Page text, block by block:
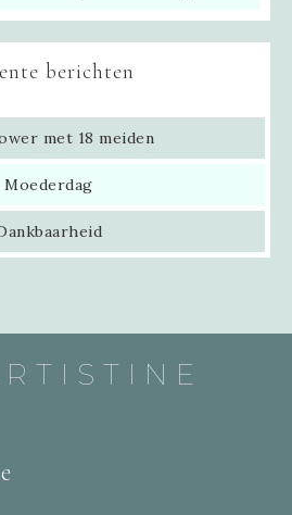
berichten
met 18 meiden
Moederdag